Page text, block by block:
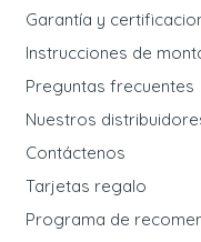
Garantía y
Instrucciones de
Preguntas frecuentes
Nuestros
Contáctenos
Tarjetas regalo
Programa de